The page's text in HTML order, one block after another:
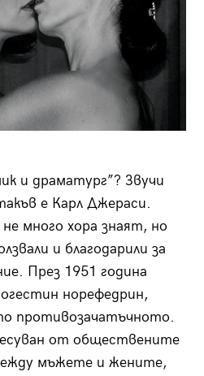
и драматург”? Звучи
е Карл Джераси.
много хора знаят, но
и благодарили за
През 1951 година
норефедрин,
противозачатъчното.
от обществените
мъжете и жените,